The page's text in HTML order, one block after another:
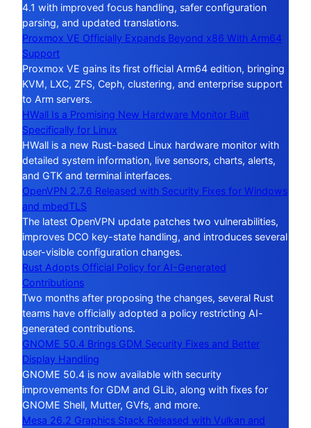
4.1 with improved focus handling, safer configuration
parsing, and updated translations.
Proxmox VE Officially Expands Beyond x86 With Arm64
Support
Proxmox VE gains its first official Arm64 edition, bringing
KVM, LXC, ZFS, Ceph, clustering, and enterprise support
to Arm servers.
HWall Is a Promising New Hardware Monitor Built
Specifically for Linux
HWall is a new Rust-based Linux hardware monitor with
detailed system information, live sensors, charts, alerts,
and GTK and terminal interfaces.
OpenVPN 2.7.6 Released with Security Fixes for Windows
and mbedTLS
The latest OpenVPN update patches two vulnerabilities,
improves DCO key-state handling, and introduces several
user-visible configuration changes.
Rust Adopts Official Policy for AI-Generated
Contributions
Two months after proposing the changes, several Rust
teams have officially adopted a policy restricting AI-
generated contributions.
GNOME 50.4 Brings GDM Security Fixes and Better
Display Handling
GNOME 50.4 is now available with security
improvements for GDM and GLib, along with fixes for
GNOME Shell, Mutter, GVfs, and more.
Mesa 26.2 Graphics Stack Released with Vulkan and